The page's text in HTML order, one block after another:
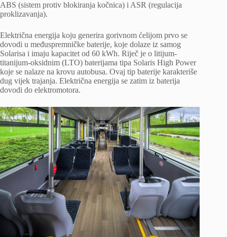
ABS (sistem protiv blokiranja kočnica) i ASR (regulacija
proklizavanja).
Električna energija koju generira gorivnom ćelijom prvo se
dovodi u međuspremničke baterije, koje dolaze iz samog
Solarisa i imaju kapacitet od 60 kWh. Riječ je o litijum-
titanijum-oksidnim (LTO) baterijama tipa Solaris High Power
koje se nalaze na krovu autobusa. Ovaj tip baterije karakteriše
dug vijek trajanja. Električna energija se zatim iz baterija
dovodi do elektromotora.